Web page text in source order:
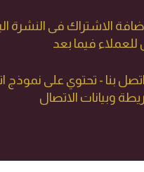
الاشتراك فى النشرة
فيما بعد
بنا - تحتوي على نموذج
وبيانات الاتصال